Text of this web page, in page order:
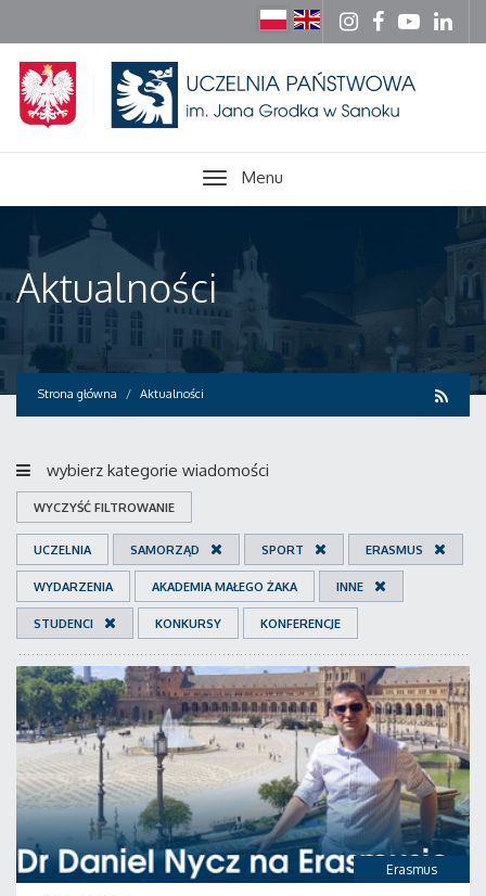
Menu
Aktualności
Strona główna Aktualności
wybierz kategorie wiadomości
WYCZYŚĆ FILTROWANIE
UCZELNIA SAMORZĄD SPORT ERASMUS
WYDARZENIA AKADEMIA MAŁEGO ŻAKA INNE
STUDENCI KONKURSY KONFERENCJE
Erasmus